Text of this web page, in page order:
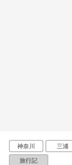
神奈川 三浦
旅行記